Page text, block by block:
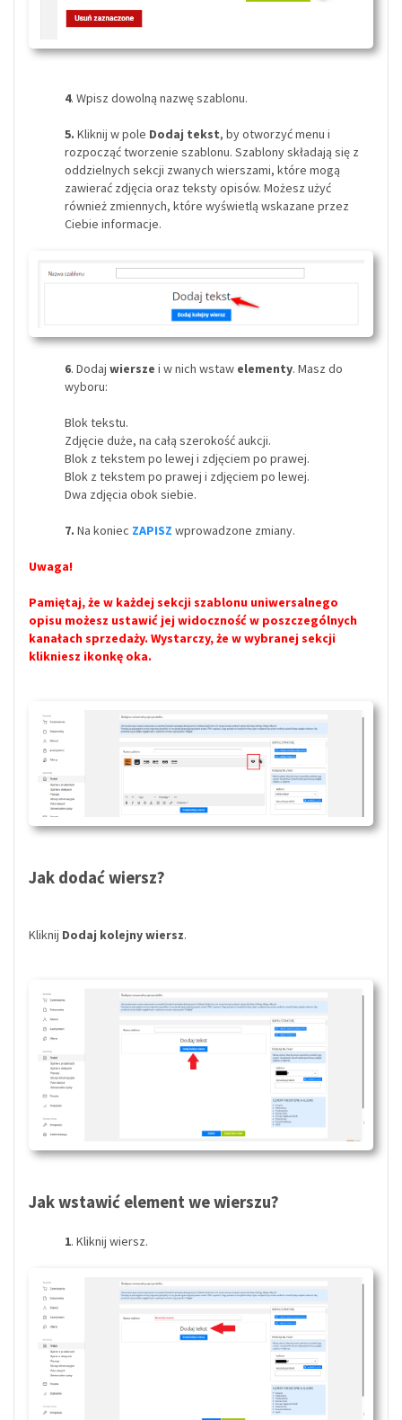
4. Wpisz dowolną nazwę szablonu.
5. Kliknij w pole Dodaj tekst, by otworzyć menu i
rozpocząć tworzenie szablonu. Szablony składają się z
oddzielnych sekcji zwanych wierszami, które mogą
zawierać zdjęcia oraz teksty opisów. Możesz użyć
również zmiennych, które wyświetlą wskazane przez
Ciebie informacje.
6. Dodaj wiersze i w nich wstaw elementy. Masz do
wyboru:
Blok tekstu.
Zdjęcie duże, na całą szerokość aukcji.
Blok z tekstem po lewej i zdjęciem po prawej.
Blok z tekstem po prawej i zdjęciem po lewej.
Dwa zdjęcia obok siebie.
7. Na koniec ZAPISZ wprowadzone zmiany.
Uwaga!
Pamiętaj, że w każdej sekcji szablonu uniwersalnego
opisu możesz ustawić jej widoczność w poszczególnych
kanałach sprzedaży. Wystarczy, że w wybranej sekcji
klikniesz ikonkę oka.
Jak dodać wiersz?
Kliknij Dodaj kolejny wiersz.
Jak wstawić element we wierszu?
1. Kliknij wiersz.